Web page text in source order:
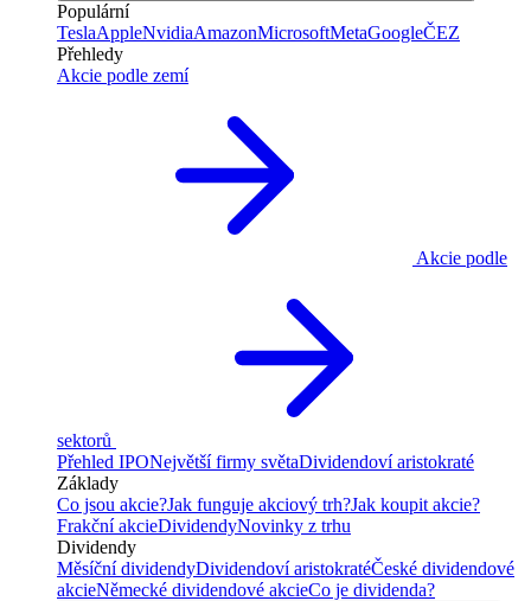
Populární
TeslaAppleNvidiaAmazonMicrosoftMetaGoogleČEZ
Přehledy
Akcie podle zemí
Akcie podle
sektorů
Přehled IPONejvětší firmy světaDividendoví aristokraté
Základy
Co jsou akcie?Jak funguje akciový trh?Jak koupit akcie?
Frakční akcieDividendyNovinky z trhu
Dividendy
Měsíční dividendyDividendoví aristokratéČeské dividendové
akcieNěmecké dividendové akcieCo je dividenda?